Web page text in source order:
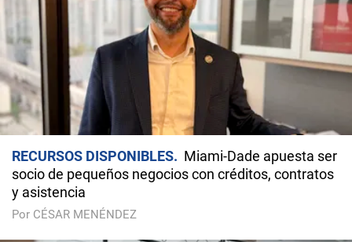
RECURSOS DISPONIBLES
Miami-Dade apuesta ser
socio de pequeños negocios con créditos, contratos
y asistencia
Por CÉSAR MENÉNDEZ